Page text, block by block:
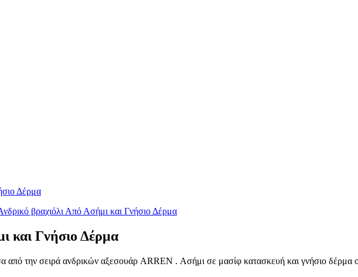
Δέρμα
και Γνήσιο Δέρμα
την σειρά ανδρικών αξεσουάρ ARREN . Ασήμι σε μασίφ κατασκευή και γνήσιο δέρμα